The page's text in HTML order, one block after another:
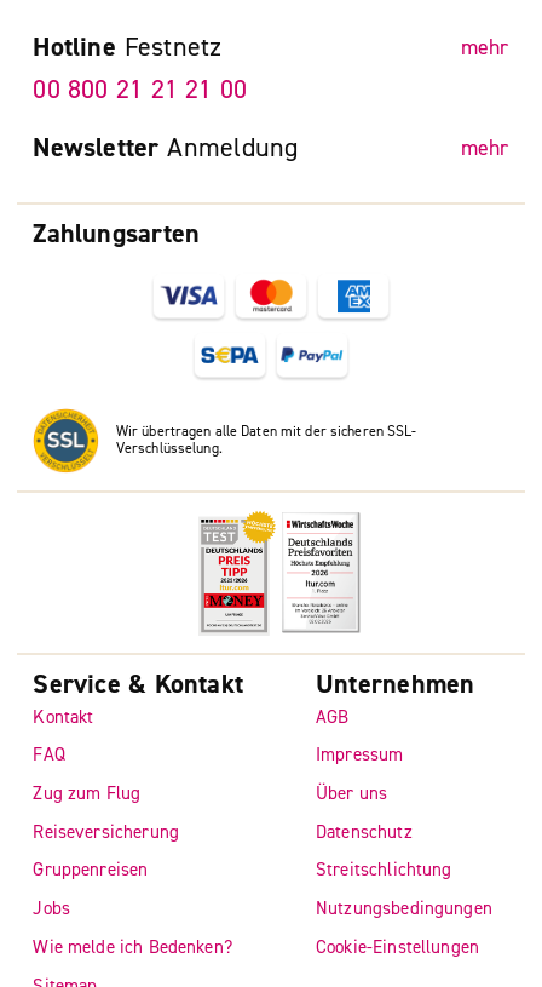
Zahlungsarten
Wir übertragen alle Daten mit der sicheren SSL-
Verschlüsselung.
Hotline Festnetz mehr
00 800 21 21 21 00
Newsletter Anmeldung mehr
Service & Kontakt
Kontakt
FAQ
Zug zum Flug
Reiseversicherung
Gruppenreisen
Jobs
Wie melde ich Bedenken?
Unternehmen
AGB
Impressum
Über uns
Datenschutz
Streitschlichtung
Nutzungsbedingungen
Cookie-Einstellungen